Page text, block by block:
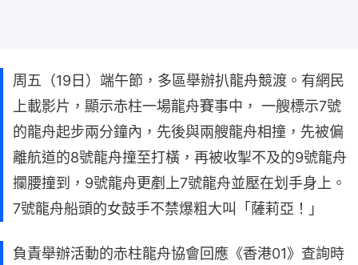
周五（19日）端午節，多區舉辦扒龍舟競渡。有網民
上載影片，顯示赤柱一場龍舟賽事中， 一艘標示7號
的龍舟起步兩分鐘內，先後與兩艘龍舟相撞，先被偏
離航道的8號龍舟撞至打橫，再被收掣不及的9號龍舟
攔腰撞到，9號龍舟更剷上7號龍舟並壓在划手身上。
7號龍舟船頭的女鼓手不禁爆粗大叫「薩莉亞！」
負責舉辦活動的赤柱龍舟協會回應《香港01》查詢時